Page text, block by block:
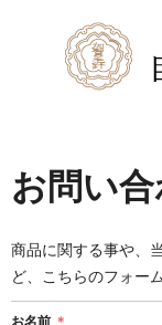
お問い
商品に関する事や、
ど、こちらのフォー
お名前 ＊